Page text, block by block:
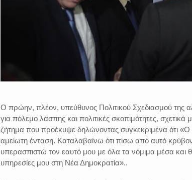
Ο πρώην, πλέον, υπεύθυνος Πολιτικού Σχεδιασμού της
για πόλεμο λάσπης και πολιτικές σκοπιμότητες,
ζήτημα που προέκυψε δηλώνοντας συγκεκριμένα ότι «Ο
αμείωτη ένταση. Καταλαβαίνω ότι πίσω από αυτό
υπερασπιστώ τον εαυτό μου με όλα τα νόμιμα μέσα
υπηρεσίες μου στη Νέα Δημοκρατία»..